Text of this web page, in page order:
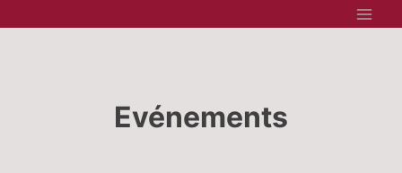
Evénements